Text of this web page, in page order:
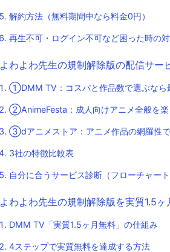
解約方法（無料期間中なら料金0円）
再生不可・ログイン不可など困った時の
よわよわ先生の規制解除版の配信サー
①DMM TV：コスパと作品数で選ぶなら
②AnimeFesta：成人向けアニメ全般を楽
③dアニメストア：アニメ作品の網羅性
3社の特徴比較表
自分に合うサービス診断（フローチャート
よわよわ先生の規制解除版を実質1.5
DMM TV「実質1.5ヶ月無料」の仕組み
4ステップで実質無料を達成する方法